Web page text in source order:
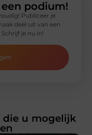
podium!
Publiceer je
deel uit van een
je nu in!
die u mogelijk